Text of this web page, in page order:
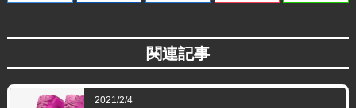
関連記事
2021/2/4